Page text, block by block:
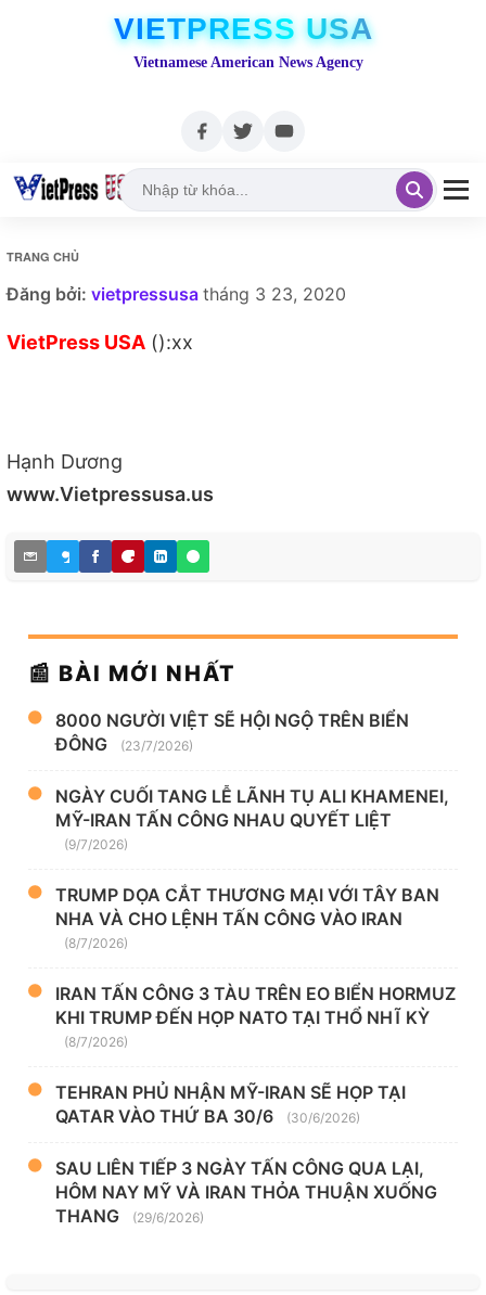
VIETPRESS USA
Vietnamese American News Agency
TRANG CHỦ
Đăng bởi: vietpressusa tháng 3 23, 2020
VietPress USA ():xx
Hạnh Dương
www.Vietpressusa.us
📰 BÀI MỚI NHẤT
8000 NGƯỜI VIỆT SẼ HỘI NGỘ TRÊN BIỂN
ĐÔNG
(23/7/2026)
NGÀY CUỐI TANG LỄ LÃNH TỤ ALI KHAMENEI,
MỸ-IRAN TẤN CÔNG NHAU QUYẾT LIỆT
(9/7/2026)
TRUMP DỌA CẮT THƯƠNG MẠI VỚI TÂY BAN
NHA VÀ CHO LỆNH TẤN CÔNG VÀO IRAN
(8/7/2026)
IRAN TẤN CÔNG 3 TÀU TRÊN EO BIỂN HORMUZ
KHI TRUMP ĐẾN HỌP NATO TẠI THỔ NHĨ KỲ
(8/7/2026)
TEHRAN PHỦ NHẬN MỸ-IRAN SẼ HỌP TẠI
QATAR VÀO THỨ BA 30/6
(30/6/2026)
SAU LIÊN TIẾP 3 NGÀY TẤN CÔNG QUA LẠI,
HÔM NAY MỸ VÀ IRAN THỎA THUẬN XUỐNG
THANG
(29/6/2026)